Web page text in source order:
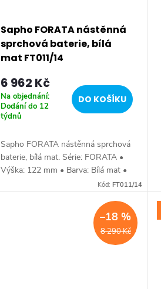
Sapho FORATA nástěnná
sprchová baterie, bílá
mat FT011/14
6 962 Kč
Na objednání:
Dodání do 12
týdnů
DO KOŠÍKU
Sapho FORATA nástěnná sprchová
baterie, bílá mat. Série: FORATA •
Výška: 122 mm • Barva: Bílá mat •
Materiál: Mosaz • Tvar: Hranaté •
Kód:FT011/14
8 290 Kč
–18 %